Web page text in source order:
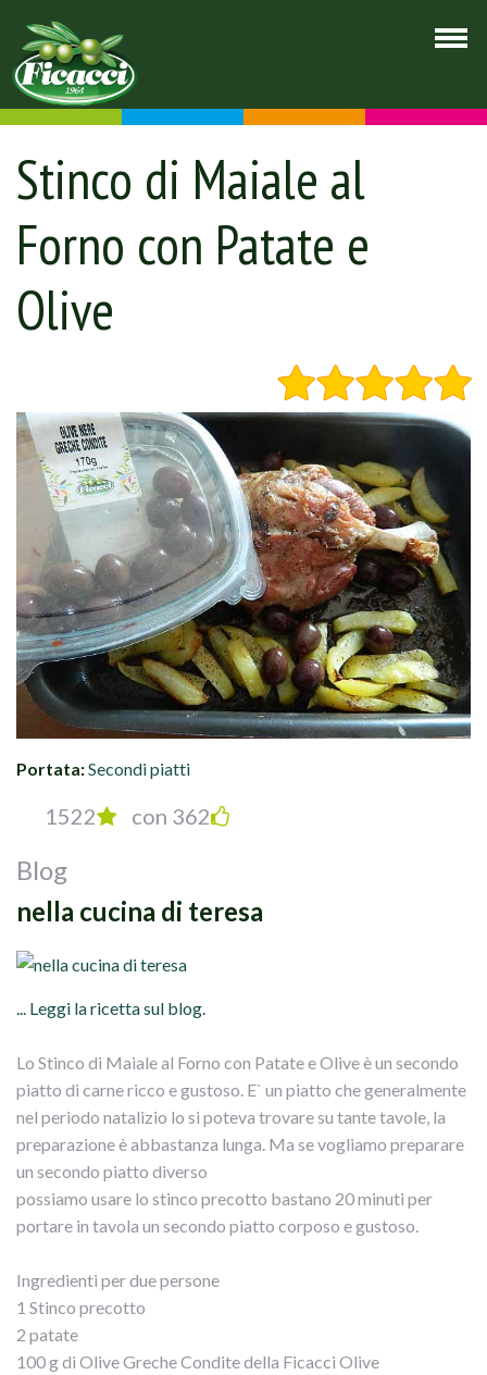
Stinco di Maiale al
Forno con Patate e
Olive
Portata:Secondi piatti
1522 con 362
Blog
nella cucina di teresa
... Leggi la ricetta sul blog.
Lo Stinco di Maiale al Forno con Patate e Olive è un secondo
piatto di carne ricco e gustoso. E` un piatto che generalmente
nel periodo natalizio lo si poteva trovare su tante tavole, la
preparazione è abbastanza lunga. Ma se vogliamo preparare
un secondo piatto diverso
possiamo usare lo stinco precotto bastano 20 minuti per
portare in tavola un secondo piatto corposo e gustoso.
Ingredienti per due persone
1 Stinco precotto
2 patate
100 g di Olive Greche Condite della Ficacci Olive